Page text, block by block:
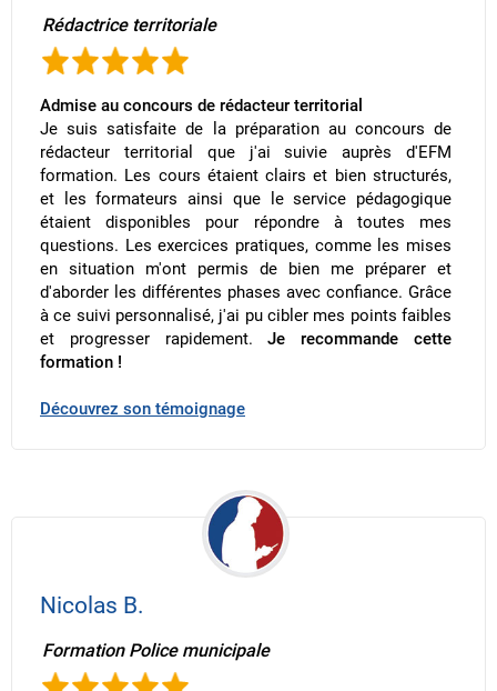
Rédactrice territoriale
Admise au concours de rédacteur territorial
Je suis satisfaite de la préparation au concours de
rédacteur territorial que j'ai suivie auprès d'EFM
formation. Les cours étaient clairs et bien structurés,
et les formateurs ainsi que le service pédagogique
étaient disponibles pour répondre à toutes mes
questions. Les exercices pratiques, comme les mises
en situation m'ont permis de bien me préparer et
d'aborder les différentes phases avec confiance. Grâce
à ce suivi personnalisé, j'ai pu cibler mes points faibles
et progresser rapidement.Je recommande cette
formation !
Découvrez son témoignage
Nicolas B.
Formation Police municipale